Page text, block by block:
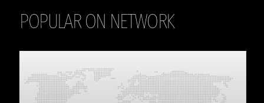
POPULAR ON NETWORK
THE DAILY